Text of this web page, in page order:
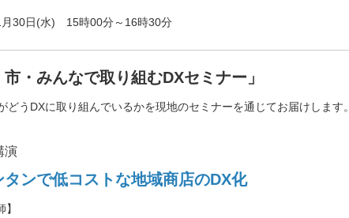
30日(水) 15時00分～16時30分
市・みんなで取り組むDXセミナー」
どうDXに取り組んでいるかを現地のセミナーを通じてお届けします。
演
タンで低コストな地域商店のDX化
】